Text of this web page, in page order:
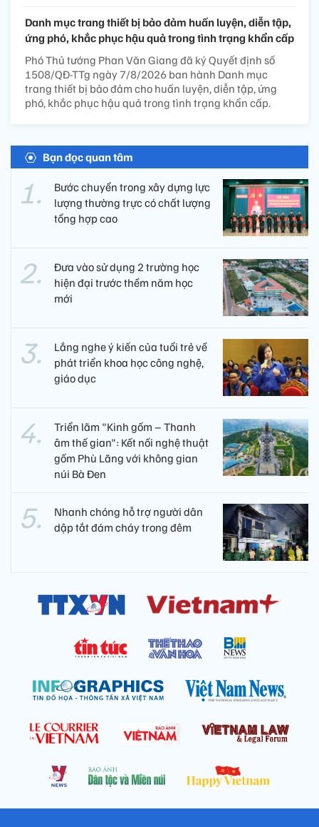
Danh mục trang thiết bị bảo đảm huấn luyện, diễn tập,
ứng phó, khắc phục hậu quả trong tình trạng khẩn cấp
Phó Thủ tướng Phan Văn Giang đã ký Quyết định số
1508/QĐ-TTg ngày 7/8/2026 ban hành Danh mục
trang thiết bị bảo đảm cho huấn luyện, diễn tập, ứng
phó, khắc phục hậu quả trong tình trạng khẩn cấp.
Bạn đọc quan tâm
Bước chuyển trong xây dựng lực
lượng thường trực có chất lượng
tổng hợp cao
Đưa vào sử dụng 2 trường học
hiện đại trước thềm năm học
mới
Lắng nghe ý kiến của tuổi trẻ về
phát triển khoa học công nghệ,
giáo dục
Triển lãm "Kinh gốm – Thanh
âm thế gian": Kết nối nghệ thuật
gốm Phù Lãng với không gian
núi Bà Đen
Nhanh chóng hỗ trợ người dân
dập tắt đám cháy trong đêm